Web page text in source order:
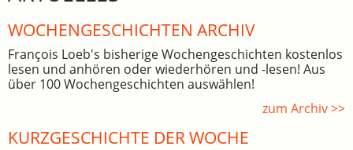
WOCHEN­GE­SCHICHTEN ARCHIV
François Loeb's bisherige Wochengeschichten kostenlos
lesen und anhören oder wiederhören und -lesen! Aus
über 100 Wochengeschichten auswählen!
zum Archiv >>
KURZGESCHICHTE DER WOCHE